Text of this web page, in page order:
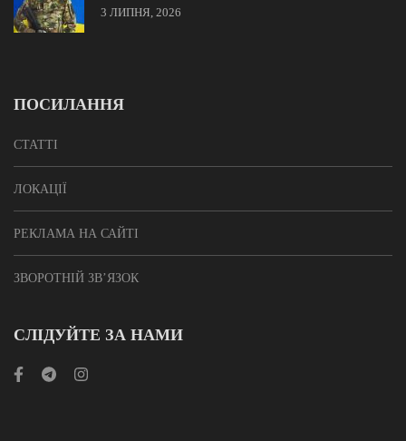
3 ЛИПНЯ, 2026
ПОСИЛАННЯ
СТАТТІ
ЛОКАЦІЇ
РЕКЛАМА НА САЙТІ
ЗВОРОТНІЙ ЗВ’ЯЗОК
СЛІДУЙТЕ ЗА НАМИ